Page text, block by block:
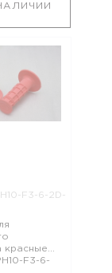
F3-6-2D-
красные
F3-6-